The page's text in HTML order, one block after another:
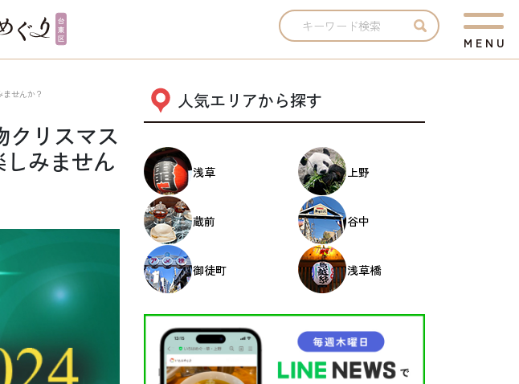
M E N U
せんか？
クリスマス
みません
人気エリアから探す
浅草 上野
蔵前 谷中
御徒町 浅草橋